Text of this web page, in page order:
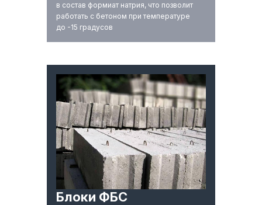
в состав формиат натрия, что позволит
работать с бетоном при температуре
до -15 градусов
Блоки ФБС
Рассчитать окончательную
стоимость быстро
Перезвоним в течение 5 минут